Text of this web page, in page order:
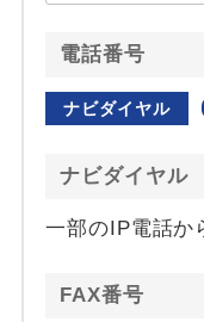
電話番号
ナビダイヤル
ナビダイヤル
一部のIP電話か
FAX番号